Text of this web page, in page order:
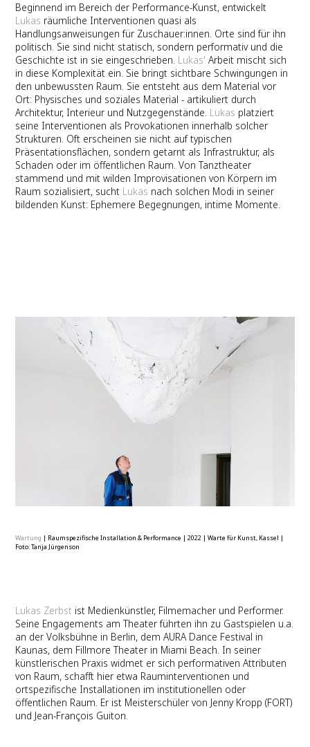
Beginnend im Bereich der Performance-Kunst, entwickelt
Lukas räumliche Interventionen quasi als
Handlungsanweisungen für Zuschauer:innen. Orte sind für ihn
politisch. Sie sind nicht statisch, sondern performativ und die
Geschichte ist in sie eingeschrieben. Lukas' Arbeit mischt sich
in diese Komplexität ein. Sie bringt sichtbare Schwingungen in
den unbewussten Raum. Sie entsteht aus dem Material vor
Ort: Physisches und soziales Material - artikuliert durch
Architektur, Interieur und Nutzgegenstände. Lukas platziert
seine Interventionen als Provokationen innerhalb solcher
Strukturen. Oft erscheinen sie nicht auf typischen
Präsentationsflächen, sondern getarnt als Infrastruktur, als
Schaden oder im öffentlichen Raum. Von Tanztheater
stammend und mit wilden Improvisationen von Körpern im
Raum sozialisiert, sucht Lukas nach solchen Modi in seiner
bildenden Kunst: Ephemere Begegnungen, intime Momente.
Wartung | Raumspezifische Installation & Performance |2022 |Warte für Kunst, Kassel |
Foto: Tanja Jürgenson
Lukas Zerbst ist Medienkünstler, Filmemacher und Performer.
Seine Engagements am Theater führten ihn zu Gastspielen u.a.
an der Volksbühne in Berlin, dem AURA Dance Festival in
Kaunas, dem Fillmore Theater in Miami Beach. In seiner
künstlerischen Praxis widmet er sich performativen Attributen
von Raum, schafft hier etwa Rauminterventionen und
ortspezifische Installationen im institutionellen oder
öffentlichen Raum. Er ist Meisterschüler von Jenny Kropp (FORT)
und Jean-François Guiton.